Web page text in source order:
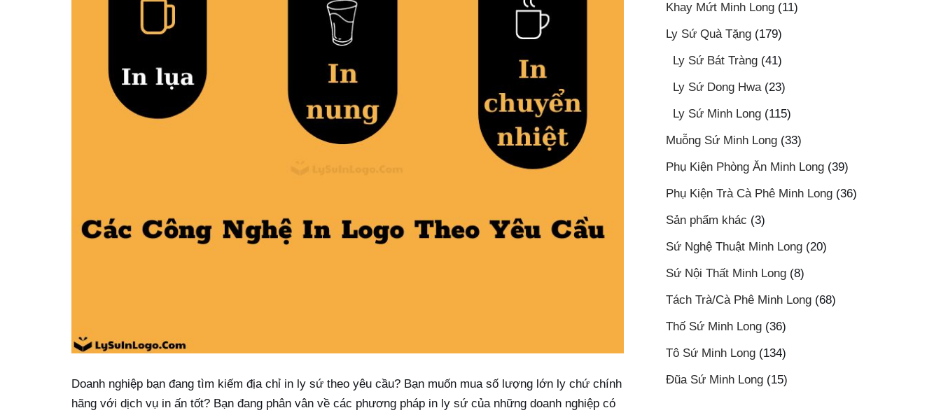
Doanh nghiệp bạn đang tìm kiếm địa chỉ in ly sứ theo yêu cầu? Bạn muốn mua số lượng lớn ly chứ chính
hãng với dịch vụ in ấn tốt? Bạn đang phân vân về các phương pháp in ly sứ của những doanh nghiệp có
Khay Mứt Minh Long (11)
Ly Sứ Quà Tặng (179)
Ly Sứ Bát Tràng (41)
Ly Sứ Dong Hwa (23)
Ly Sứ Minh Long (115)
Muỗng Sứ Minh Long (33)
Phụ Kiện Phòng Ăn Minh Long (39)
Phụ Kiện Trà Cà Phê Minh Long (36)
Sản phẩm khác (3)
Sứ Nghệ Thuật Minh Long (20)
Sứ Nội Thất Minh Long (8)
Tách Trà/Cà Phê Minh Long (68)
Thố Sứ Minh Long (36)
Tô Sứ Minh Long (134)
Đũa Sứ Minh Long (15)